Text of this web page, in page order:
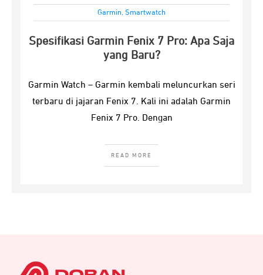
Garmin, Smartwatch
Spesifikasi Garmin Fenix 7 Pro: Apa Saja
yang Baru?
Garmin Watch – Garmin kembali meluncurkan seri
terbaru di jajaran Fenix 7. Kali ini adalah Garmin
Fenix 7 Pro. Dengan
READ MORE